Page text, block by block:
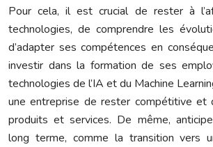
Pour cela, il est crucial de rester à
technologies, de comprendre les
d’adapter ses compétences en
investir dans la formation de ses
technologies de l’IA et du Machine
une entreprise de rester compétitive et
produits et services. De même,
long terme, comme la transition vers